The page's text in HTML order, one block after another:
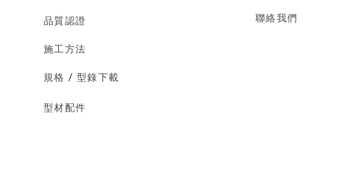
品質認證 聯絡我們
施工方法
規格 / 型錄下載
型材配件